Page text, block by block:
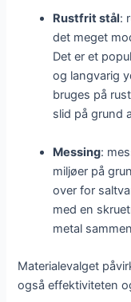
Rustfrit stål:
det meget
Det er et
og langvarig
bruges på
slid på grund
Messing:
miljøer på
over for
med en
metal
Materialevalget
også effektiviteten